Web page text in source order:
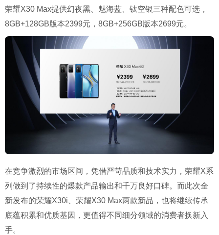
荣耀X30 Max提供幻夜黑、魅海蓝、钛空银三种配色可选，
8GB+128GB版本2399元，8GB+256GB版本2699元。
在竞争激烈的市场区间，凭借严苛品质和技术实力，荣耀X系
列做到了持续性的爆款产品输出和千万良好口碑。而此次全
新发布的荣耀X30i、荣耀X30 Max两款新品，也将继续传承
底蕴积累和优质基因，更值得不同细分领域的消费者换新入
手。